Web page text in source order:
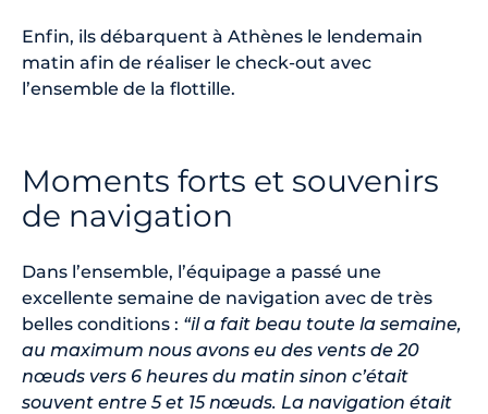
Enfin, ils débarquent à Athènes le lendemain
matin afin de réaliser le check-out avec
l’ensemble de la flottille.
Moments forts et souvenirs
de navigation
Dans l’ensemble, l’équipage a passé une
excellente semaine de navigation avec de très
belles conditions : “il a fait beau toute la semaine,
au maximum nous avons eu des vents de 20
nœuds vers 6 heures du matin sinon c’était
souvent entre 5 et 15 nœuds. La navigation était